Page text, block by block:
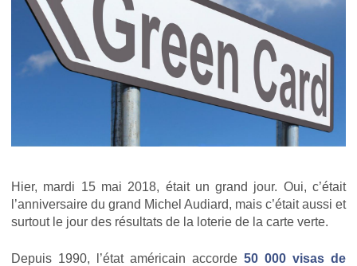
Hier, mardi 15 mai 2018, était un grand jour. Oui, c’était
l’anniversaire du grand Michel Audiard, mais c’était aussi et
surtout le jour des résultats de la loterie de la carte verte.
Depuis 1990, l’état américain accorde 50 000 visas de